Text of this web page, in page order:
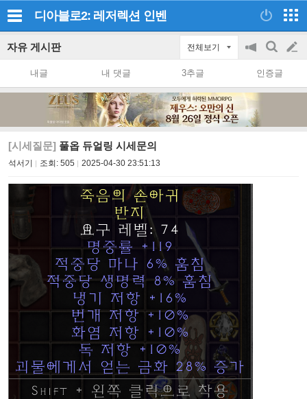
디아블로2: 레저렉션 인벤
자유 게시판 전체보기
공
on/off
검
색
글
쓰
내글 내 댓글 3추글 인증글
[시세질문] 풀옵 듀얼링 시세문의
석서기 조회: 505 2025-04-30 23:51:13